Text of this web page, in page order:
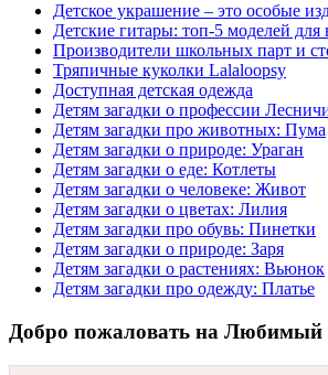
Детское украшение – это особые
Детские гитары: топ-5 моделей
Производители школьных парт и
Тряпичные куколки Lalaloopsy
Доступная детская одежда
Детям загадки о профессии
Детям загадки про животных: Пума
Детям загадки о природе: Ураган
Детям загадки о еде: Котлеты
Детям загадки о человеке: Живот
Детям загадки о цветах: Лилия
Детям загадки про обувь: Пинетки
Детям загадки о природе: Заря
Детям загадки о растениях: Вьюнок
Детям загадки про одежду: Платье
Добро пожаловать на Любимый